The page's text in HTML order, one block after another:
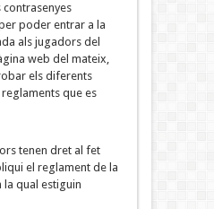
contrasenyes
poder entrar a la
als jugadors del
web del mateix,
els diferents
que es
tenen dret al fet
el reglament de la
la qual estiguin